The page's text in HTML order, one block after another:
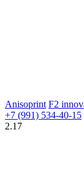
Anisoprint F2
+7 (991) 534-40-15
2.17